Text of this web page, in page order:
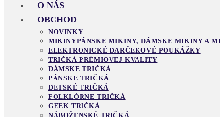
O NÁS
OBCHOD
NOVINKY
MIKINYPÁNSKE MIKINY, DÁMSKE MIKINY A
ELEKTRONICKÉ DARČEKOVÉ POUKÁŽKY
TRIČKÁ PRÉMIOVEJ KVALITY
DÁMSKE TRIČKÁ
PÁNSKE TRIČKÁ
DETSKÉ TRIČKÁ
FOLKLÓRNE TRIČKÁ
GEEK TRIČKÁ
NÁBOŽENSKÉ TRIČKÁ